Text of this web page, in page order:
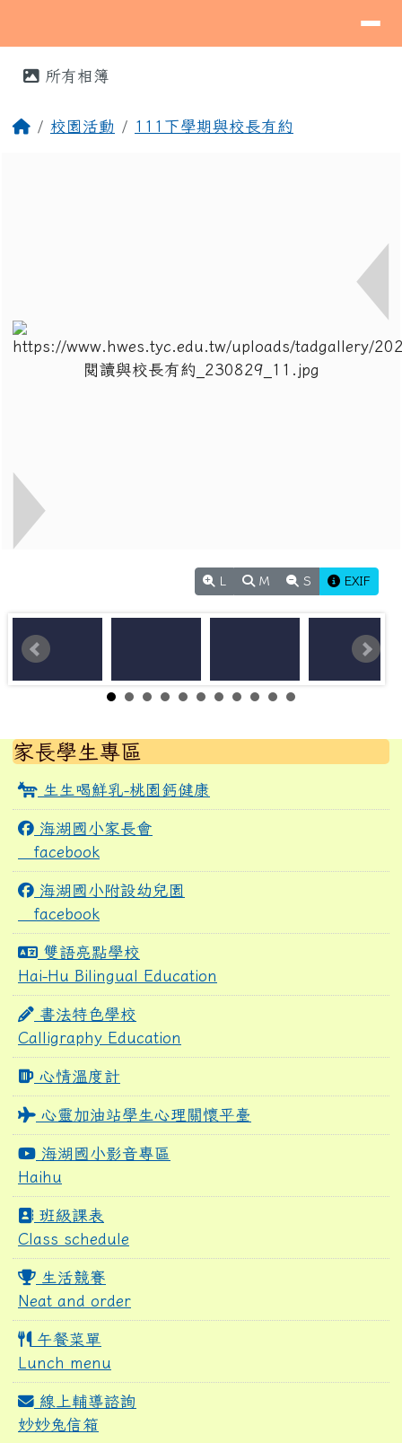
所有相簿
回首頁
校園活動 111下學期與校長有約
M S EXIF
左邊區域內容
家長學生專區
生生喝鮮乳-桃園鈣健康
海湖國小家長會
facebook
海湖國小附設幼兒園
facebook
雙語亮點學校
Hai-Hu Bilingual Education
書法特色學校
Calligraphy Education
心情溫度計
心靈加油站學生心理關懷平臺
海湖國小影音專區
Haihu
班級課表
Class schedule
生活競賽
Neat and order
午餐菜單
Lunch menu
線上輔導諮詢
妙妙兔信箱